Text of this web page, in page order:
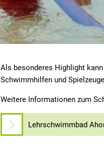
Als besonderes Highlight
Schwimmhilfen und
Weitere Informationen zum
Lehrschwimmbad